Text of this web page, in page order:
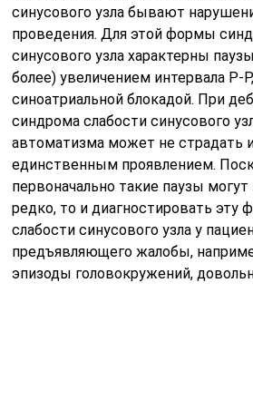
синусового узла бывают
проведения. Для этой формы
синусового узла характерны
более) увеличением интервала Р-
синоатриальной блокадой. При
синдрома слабости синусового
автоматизма может не страдать
единственным проявлением.
первоначально такие паузы
редко, то и диагностировать эту
слабости синусового узла у
предъявляющего жалобы,
эпизоды головокружений,